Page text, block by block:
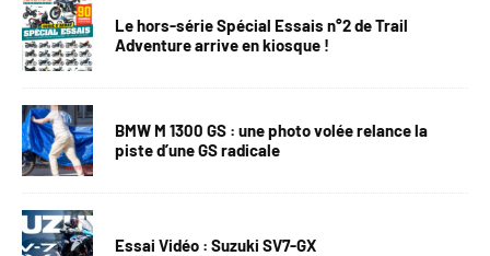
Le hors-série Spécial Essais n°2 de Trail
Adventure arrive en kiosque !
BMW M 1300 GS : une photo volée relance la
piste d’une GS radicale
Essai Vidéo : Suzuki SV7-GX